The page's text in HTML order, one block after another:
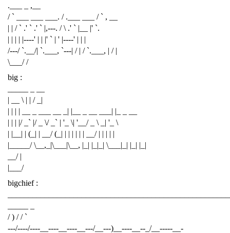
.___ _ ,__
/ ` ___ ___ ___. / .___ ___ / ` , __
| | / ` .' ` .' ` |,---. / \ .' ` |__ |' `.
| | | | |----' | | |' ` | ' |----' | | |
/---/ `.__/| `.___, `---| / | / `.___, | / |
\___/ /
big :
| __ \ | | / _|
| | | | __ _ ___ __ _| |__ _ __ ___| |_ _ __
| | | |/ _` |/ _ \/ _` | '_ \| '__/ _ \ _| '_ \
| |__| | (_| | __/ (_| | | | | | | __/ | | | | |
|_____/ \__,_|\___|\__, |_| |_|_| \___|_| |_| |_|
__/ |
|___/
bigchief :
/ ) / / `
---/----/----__----__----__---/__---)__----__--_/__-----__-